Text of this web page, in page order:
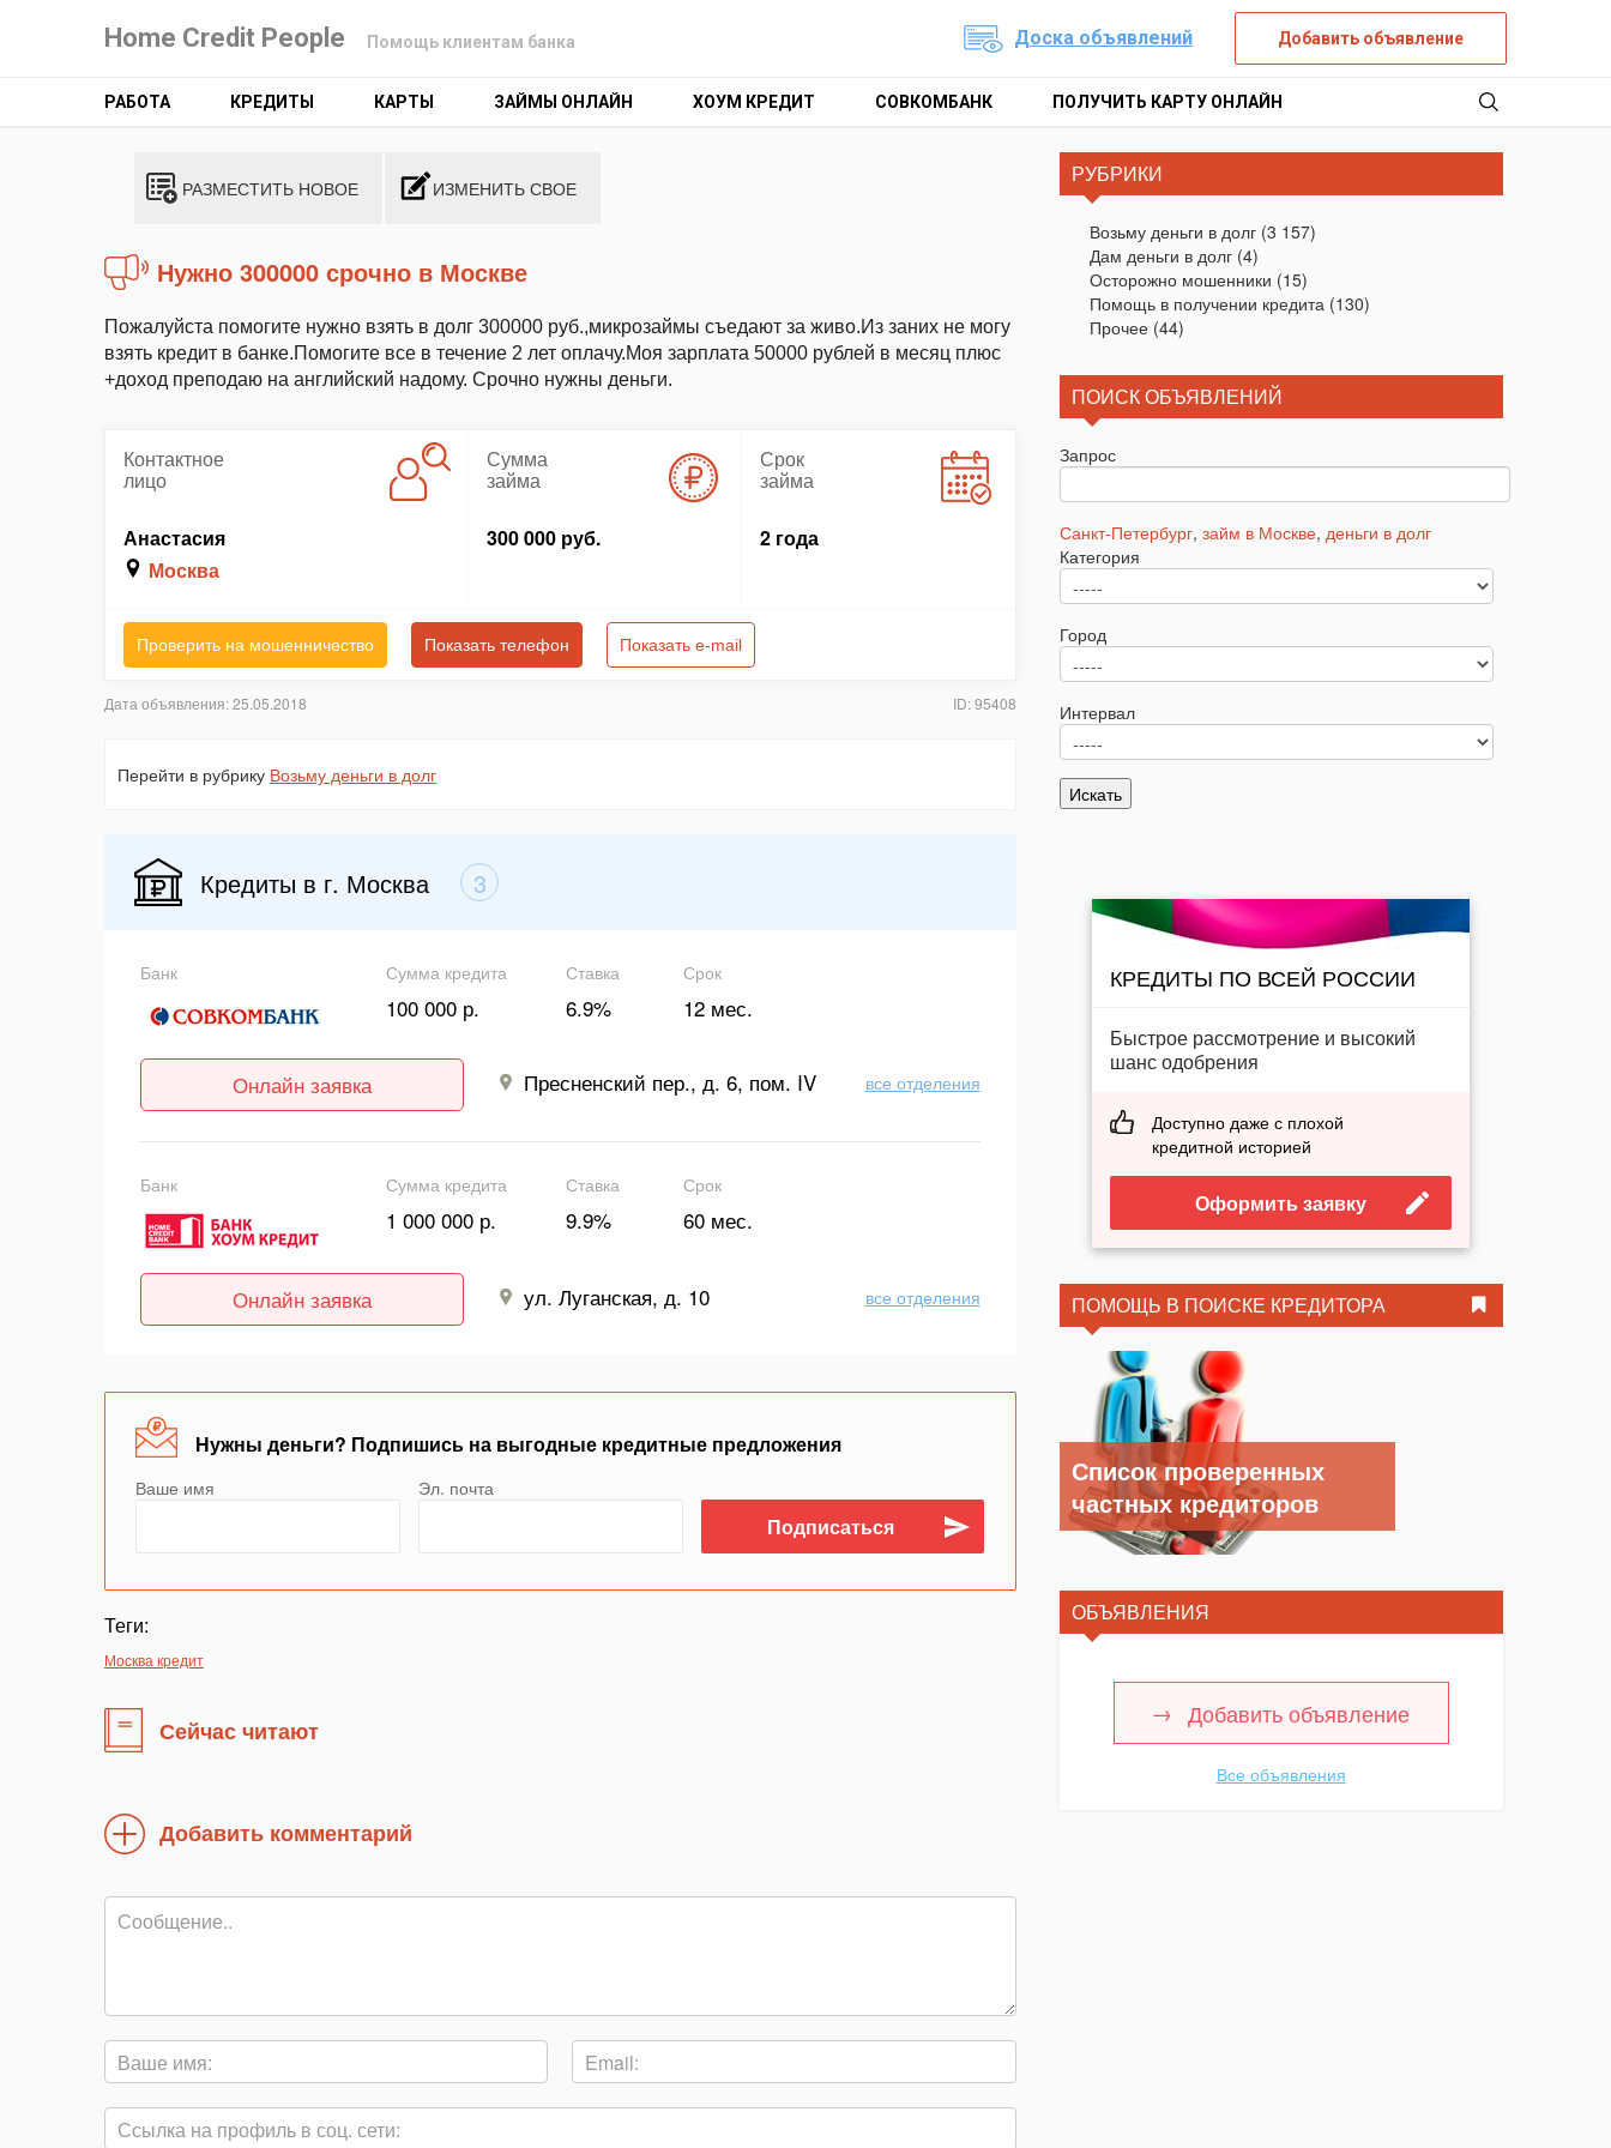
Home Credit People Помощь клиентам банка Доска объявлений Добавить объявление
РАБОТА КРЕДИТЫ КАРТЫ ЗАЙМЫ ОНЛАЙН ХОУМ КРЕДИТ СОВКОМБАНК ПОЛУЧИТЬ КАРТУ ОНЛАЙН
РАЗМЕСТИТЬ НОВОЕ ИЗМЕНИТЬ СВОЕ
Нужно 300000 срочно в Москве
Пожалуйста помогите нужно взять в долг 300000 руб.,микрозаймы съедают за живо.Из заних не могу
взять кредит в банке.Помогите все в течение 2 лет оплачу.Моя зарплата 50000 рублей в месяц плюс
+доход преподаю на английский надому. Срочно нужны деньги.
Контактное
лицо
Анастасия
Москва
Сумма
займа
300 000 руб.
Срок
займа
2 года
Проверить на мошенничество Показать телефон Показать e-mail
Дата объявления: 25.05.2018 ID: 95408
Перейти в рубрику Возьму деньги в долг
Кредиты в г. Москва 3
Банк Сумма кредита
100 000 р.
Ставка
6.9%
Срок
12 мес.
Онлайн заявка Пресненский пер., д. 6, пом. IV все отделения
Банк Сумма кредита
1 000 000 р.
Ставка
9.9%
Срок
60 мес.
Онлайн заявка ул. Луганская, д. 10 все отделения
Нужны деньги? Подпишись на выгодные кредитные предложения
Ваше имя Эл. почта
Теги:
Москва кредит
Сейчас читают
Добавить комментарий
РУБРИКИ
Возьму деньги в долг(3 157)
Дам деньги в долг(4)
Осторожно мошенники (15)
Помощь в получении кредита(130)
Прочее(44)
ПОИСК ОБЪЯВЛЕНИЙ
Запрос
Санкт-Петербург, займ в Москве, деньги в долг
Категория
Город
Интервал
КРЕДИТЫ ПО ВСЕЙ РОССИИ
Быстрое рассмотрение и высокий
шанс одобрения
Доступно даже с плохой
кредитной историей
Оформить заявку
ПОМОЩЬ В ПОИСКЕ КРЕДИТОРА
Список проверенных
частных кредиторов
ОБЪЯВЛЕНИЯ
Добавить объявление
Все объявления